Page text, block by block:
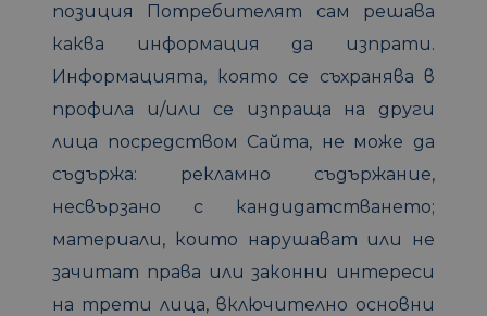
позиция Потребителят сам решава
каква информация да изпрати.
Информацията, която се съхранява в
профила и/или се изпраща на други
лица посредством Сайта, не може да
съдържа: рекламно съдържание,
несвързано с кандидатстването;
материали, които нарушават или не
зачитат права или законни интереси
на трети лица, включително основни